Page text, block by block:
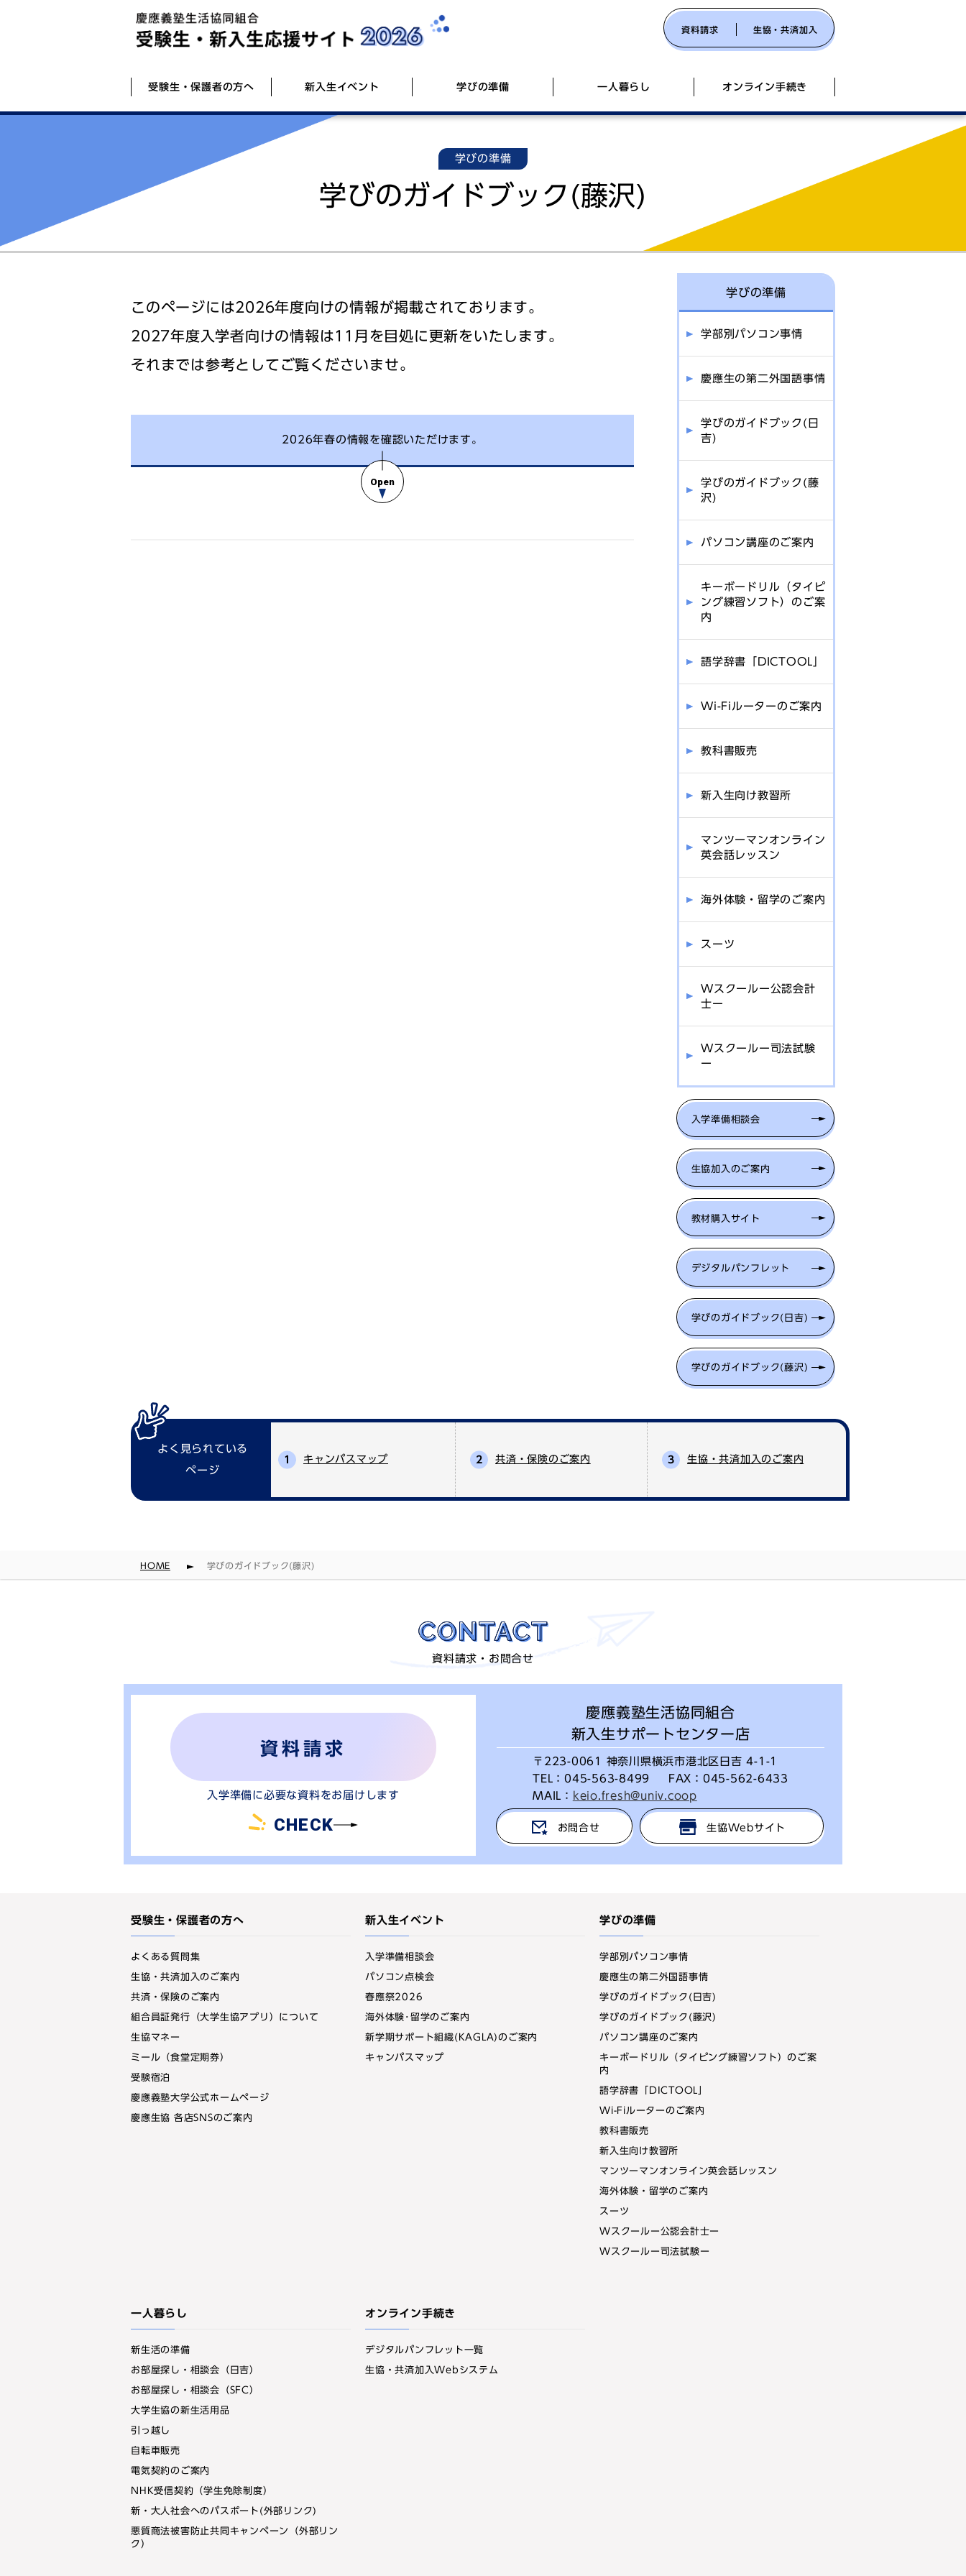
資料請求 生協・共済加入
受験生・保護者の方へ
よくある質問集 生協・共済加入のご案内 共済・保険のご案内
受験宿泊 慶應義塾大学公式ホームページ 慶應生協 各店SNSのご案内
新入生イベント
入学準備相談会 パソコン点検会 春應祭2026
学びの準備
学部別パソコン事情 慶應生の第二外国語事情 学びのガイドブック(日吉)
キーボードリル（タイピング練習ソフト）のご
スーツ Wスクールー公認会計士ー Wスクールー司法試験ー
一人暮らし
新生活の準備 お部屋探し・相談会（日吉） お部屋探し・相談会（SFC）
電気契約のご案内 NHK受信契約（学生免除制度） 新・大人社会へのパスポート(外部リンク)
オンライン手続き
デジタルパンフレット一覧 生協・共済加入Webシステム
学びの準備
学びのガイドブック(藤沢)
このページには2026年度向けの情報が掲載されております。
2027年度入学者向けの情報は11月を目処に更新をいたします。
それまでは参考としてご覧くださいませ。
2026年春の情報を確認いただけます。
学びの準備
学部別パソコン事情
慶應生の第二外国語事情
学びのガイドブック(日
吉)
学びのガイドブック(藤
沢)
パソコン講座のご案内
キーボードリル（タイピ
ング練習ソフト）のご案
内
語学辞書「DICTOOL」
Wi-Fiルーターのご案内
教科書販売
新入生向け教習所
マンツーマンオンライン
英会話レッスン
海外体験・留学のご案内
スーツ
Wスクールー公認会計
士ー
Wスクールー司法試験
ー
入学準備相談会
生協加入のご案内
教材購入サイト
デジタルパンフレット
学びのガイドブック(日吉)
学びのガイドブック(藤沢)
よく見られている
ページ
キャンパスマップ 共済・保険のご案内 生協・共済加入のご案内
HOME 学びのガイドブック(藤沢)
資料請求・お問合せ
資料請求
入学準備に必要な資料をお届けします
CHECK
慶應義塾生活協同組合
新入生サポートセンター店
〒223-0061
神奈川県横浜市港北区日吉 4-1-1
TEL： 045-563-8499 FAX： 045-562-6433
MAIL： keio.fresh@univ.coop
お問合せ 生協Webサイト
受験生・保護者の方へ
よくある質問集
生協・共済加入のご案内
共済・保険のご案内
組合員証発行（大学生協アプリ）について
生協マネー
ミール（食堂定期券）
受験宿泊
慶應義塾大学公式ホームページ
慶應生協 各店SNSのご案内
新入生イベント
入学準備相談会
パソコン点検会
春應祭2026
海外体験･留学のご案内
新学期サポート組織(KAGLA)のご案内
キャンパスマップ
学びの準備
学部別パソコン事情
慶應生の第二外国語事情
学びのガイドブック(日吉)
学びのガイドブック(藤沢)
パソコン講座のご案内
キーボードリル（タイピング練習ソフト）のご案
内
語学辞書「DICTOOL」
Wi-Fiルーターのご案内
教科書販売
新入生向け教習所
マンツーマンオンライン英会話レッスン
海外体験・留学のご案内
スーツ
Wスクールー公認会計士ー
Wスクールー司法試験ー
一人暮らし
新生活の準備
お部屋探し・相談会（日吉）
お部屋探し・相談会（SFC）
大学生協の新生活用品
引っ越し
自転車販売
電気契約のご案内
NHK受信契約（学生免除制度）
新・大人社会へのパスポート(外部リンク)
悪質商法被害防止共同キャンペーン（外部リン
ク）
オンライン手続き
デジタルパンフレット一覧
生協・共済加入Webシステム